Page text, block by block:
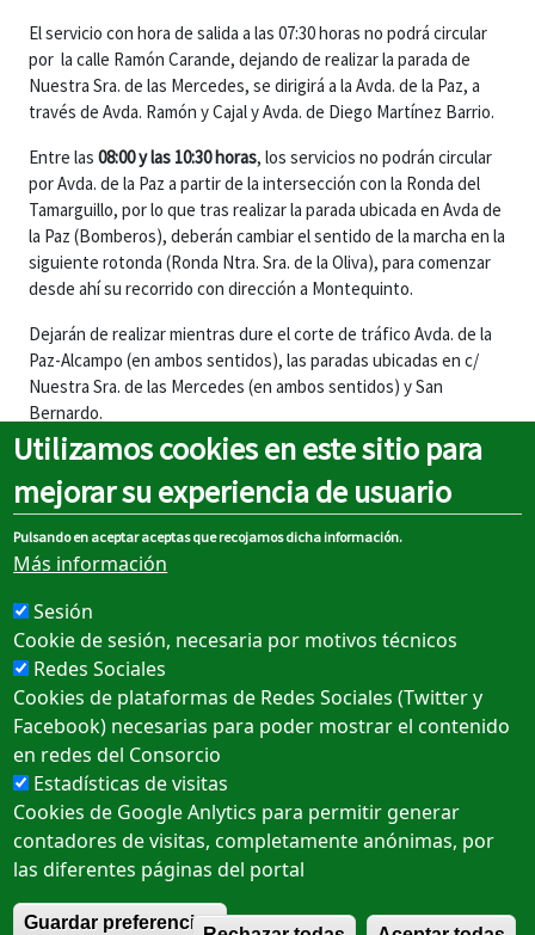
El servicio con hora de salida a las 07:30 horas no podrá circular
por la calle Ramón Carande, dejando de realizar la parada de
Nuestra Sra. de las Mercedes, se dirigirá a la Avda. de la Paz, a
través de Avda. Ramón y Cajal y Avda. de Diego Martínez Barrio.
Entre las 08:00 y las 10:30 horas, los servicios no podrán circular
por Avda. de la Paz a partir de la intersección con la Ronda del
Tamarguillo, por lo que tras realizar la parada ubicada en Avda de
la Paz (Bomberos), deberán cambiar el sentido de la marcha en la
siguiente rotonda (Ronda Ntra. Sra. de la Oliva), para comenzar
desde ahí su recorrido con dirección a Montequinto.
Dejarán de realizar mientras dure el corte de tráfico Avda. de la
Paz-Alcampo (en ambos sentidos), las paradas ubicadas en c/
Nuestra Sra. de las Mercedes (en ambos sentidos) y San
Bernardo.
A criterio de la Policía Local, una vez hayan acabado de pasar los
corredores y los vehículos de cola de carrera, se irán levantando
los distintos cortes y desvíos al tráfico que no afecten a la
celebración de la prueba.
Mo., 19.05.2025 - 09:17
Sobre el portal
Rechtlicher hinweis
Cookie-Richtlinie
Datenschutzrichtlinie
Utilizamos cookies en este sitio para
mejorar su experiencia de usuario
Pulsando en aceptar aceptas que recojamos dicha información.
Más información
Sesión
Cookie de sesión, necesaria por motivos técnicos
Redes Sociales
Cookies de plataformas de Redes Sociales (Twitter y
Facebook) necesarias para poder mostrar el contenido
en redes del Consorcio
Estadísticas de visitas
Cookies de Google Anlytics para permitir generar
contadores de visitas, completamente anónimas, por
las diferentes páginas del portal
Guardar preferencias